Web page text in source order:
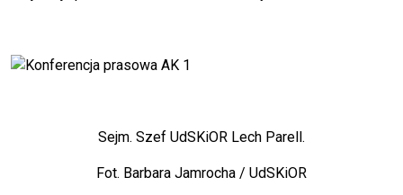
Sejm. Szef UdSKiOR Lech Parell.
Fot. Barbara Jamrocha / UdSKiOR